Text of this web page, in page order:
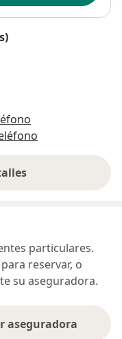
dirección
particulares.
reservar, o
su aseguradora.
aseguradora